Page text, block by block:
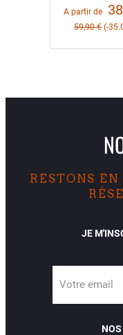
A partir de
59,90 € (-
RESTONS
JE
Votre email
NOS